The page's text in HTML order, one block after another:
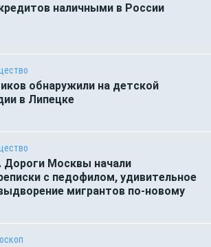
наличными в России
обнаружили на детской
в Липецке
Дороги Москвы начали
с педофилом, удивительное
мигрантов по-новому